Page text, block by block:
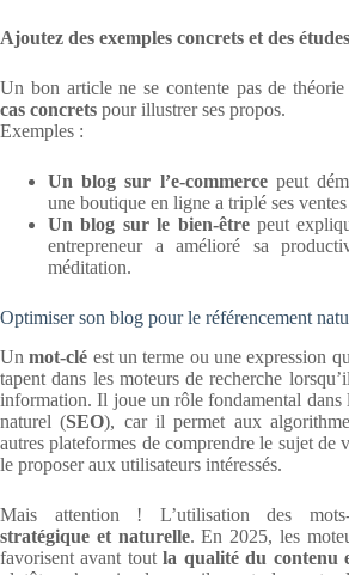
Ajoutez des exemples concrets et des
Un bon article ne se contente pas de théorie
cas concrets pour illustrer ses propos.
Exemples :
Un blog sur l’e-commercepeut
une boutique en ligne a triplé ses
Un blog sur le bien-êtrepeut
entrepreneur a amélioré sa
méditation.
Optimiser son blog pour le référencement
Unmot-clé est un terme ou une expression
tapent dans les moteurs de recherche
information. Il joue un rôle fondamental dans
naturel (SEO), car il permet aux
autres plateformes de comprendre le sujet de
le proposer aux utilisateurs intéressés.
Mais attention ! L’utilisation des
stratégique et naturelle. En 2025, les
favorisent avant toutla qualité du contenu